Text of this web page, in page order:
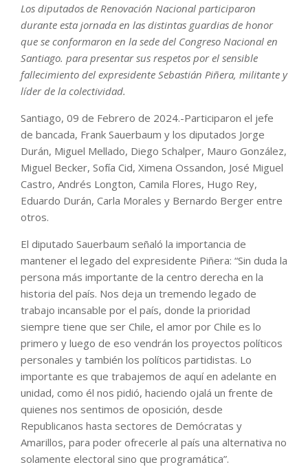
Los diputados de Renovación Nacional participaron
durante esta jornada en las distintas guardias de honor
que se conformaron en la sede del Congreso Nacional en
Santiago. para presentar sus respetos por el sensible
fallecimiento del expresidente Sebastián Piñera, militante y
líder de la colectividad.
Santiago, 09 de Febrero de 2024.-Participaron el jefe
de bancada, Frank Sauerbaum y los diputados Jorge
Durán, Miguel Mellado, Diego Schalper, Mauro González,
Miguel Becker, Sofía Cid, Ximena Ossandon, José Miguel
Castro, Andrés Longton, Camila Flores, Hugo Rey,
Eduardo Durán, Carla Morales y Bernardo Berger entre
otros.
El diputado Sauerbaum señaló la importancia de
mantener el legado del expresidente Piñera: “Sin duda la
persona más importante de la centro derecha en la
historia del país. Nos deja un tremendo legado de
trabajo incansable por el país, donde la prioridad
siempre tiene que ser Chile, el amor por Chile es lo
primero y luego de eso vendrán los proyectos políticos
personales y también los políticos partidistas. Lo
importante es que trabajemos de aquí en adelante en
unidad, como él nos pidió, haciendo ojalá un frente de
quienes nos sentimos de oposición, desde
Republicanos hasta sectores de Demócratas y
Amarillos, para poder ofrecerle al país una alternativa no
solamente electoral sino que programática”.